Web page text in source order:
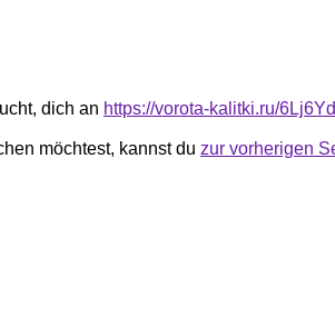
dich an https://vorota-kalitki.ru/
möchtest, kannst du zur vorherigen